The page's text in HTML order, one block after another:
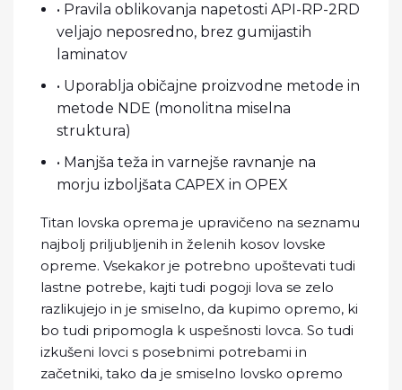
• Pravila oblikovanja napetosti API-RP-2RD
veljajo neposredno, brez gumijastih
laminatov
• Uporablja običajne proizvodne metode in
metode NDE (monolitna miselna
struktura)
• Manjša teža in varnejše ravnanje na
morju izboljšata CAPEX in OPEX
Titan lovska oprema je upravičeno na seznamu
najbolj priljubljenih in želenih kosov lovske
opreme. Vsekakor je potrebno upoštevati tudi
lastne potrebe, kajti tudi pogoji lova se zelo
razlikujejo in je smiselno, da kupimo opremo, ki
bo tudi pripomogla k uspešnosti lovca. So tudi
izkušeni lovci s posebnimi potrebami in
začetniki, tako da je smiselno lovsko opremo